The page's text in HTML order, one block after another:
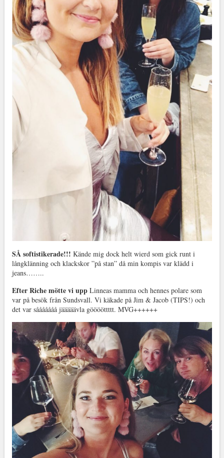
SÅ softistikerade!!! Kände mig dock helt wierd som gick runt i
långklänning och klackskor ”på stan” då min kompis var klädd i
jeans……..
Efter Riche mötte vi uppLinneas mamma och hennes polare som
var på besök från Sundsvall. Vi käkade på Jim & Jacob (TIPS!) och
det var sååååååå jääääävla gööööttttt. MVG++++++